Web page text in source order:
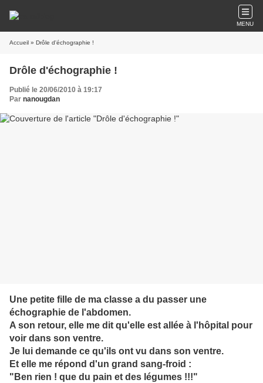
MENU
Accueil » Drôle d'échographie !
Drôle d'échographie !
Publié le 20/06/2010 à 19:17
Par nanougdan
Une petite fille de ma classe a du passer une
échographie de l'abdomen.
A son retour, elle me dit qu'elle est allée à l'hôpital pour
voir dans son ventre.
Je lui demande ce qu'ils ont vu dans son ventre.
Et elle me répond d'un grand sang-froid :
"Ben rien ! que du pain et des légumes !!!"